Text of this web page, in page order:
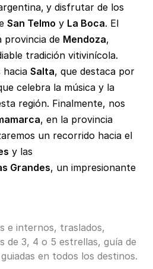
y disfrutar de los
San Telmo y La Boca. El
provincia de Mendoza,
tradición vitivinícola.
hacia Salta, que destaca por
celebra la música y la
región. Finalmente, nos
, en la provincia
un recorrido hacia el
y las
Grandes, un impresionante
e internos, traslados,
de 3, 4 o 5 estrellas, guía de
en todos los destinos.